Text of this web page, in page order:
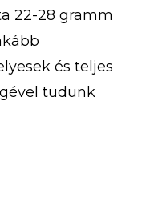
22-28 gramm
és teljes
tudunk